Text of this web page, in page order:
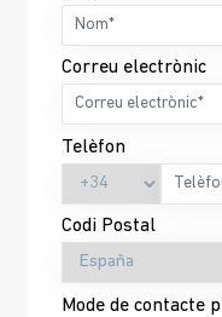
Correu electrònic
Telèfon
Codi Postal
Mode de contacte